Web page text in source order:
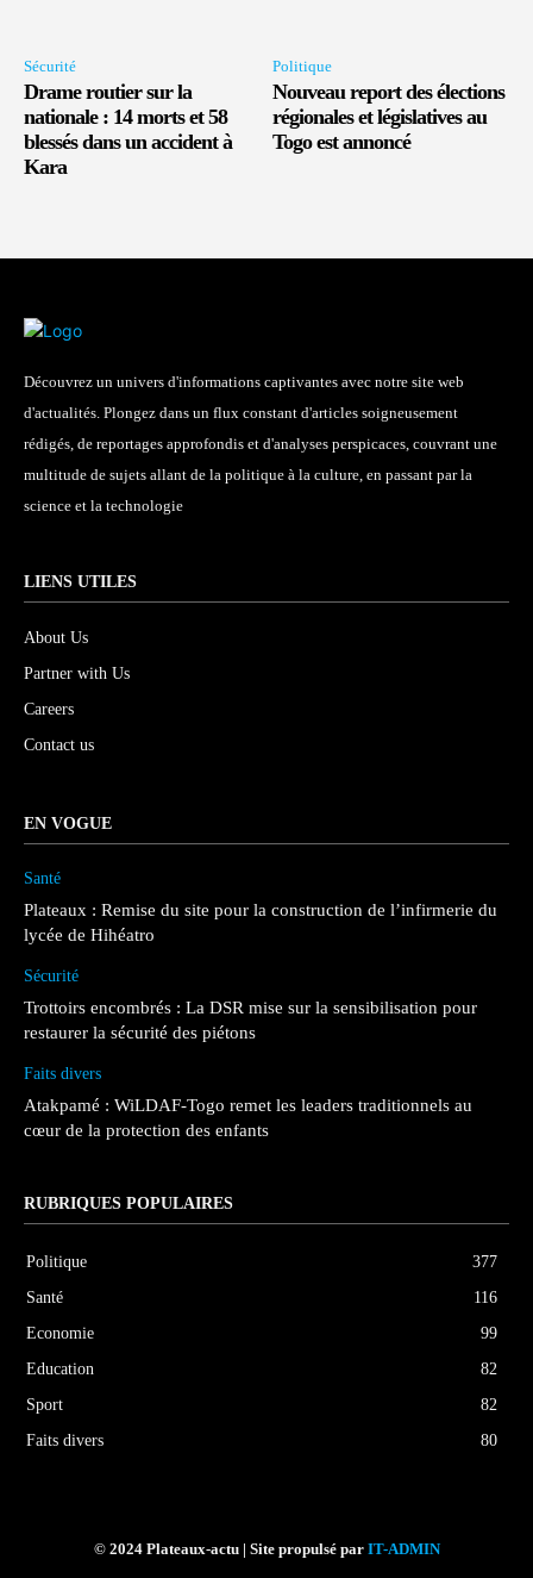
Sécurité
Drame routier sur la
nationale : 14 morts et 58
blessés dans un accident à
Kara
Politique
Nouveau report des élections
régionales et législatives au
Togo est annoncé
Découvrez un univers d'informations captivantes avec notre site web
d'actualités. Plongez dans un flux constant d'articles soigneusement
rédigés, de reportages approfondis et d'analyses perspicaces, couvrant une
multitude de sujets allant de la politique à la culture, en passant par la
science et la technologie
LIENS UTILES
About Us
Partner with Us
Careers
Contact us
EN VOGUE
Santé
Plateaux : Remise du site pour la construction de l’infirmerie du
lycée de Hihéatro
Sécurité
Trottoirs encombrés : La DSR mise sur la sensibilisation pour
restaurer la sécurité des piétons
Faits divers
Atakpamé : WiLDAF-Togo remet les leaders traditionnels au
cœur de la protection des enfants
RUBRIQUES POPULAIRES
Politique
377
Santé
116
Economie
99
Education
82
Sport
82
Faits divers
80
© 2024 Plateaux-actu | Site propulsé par IT-ADMIN